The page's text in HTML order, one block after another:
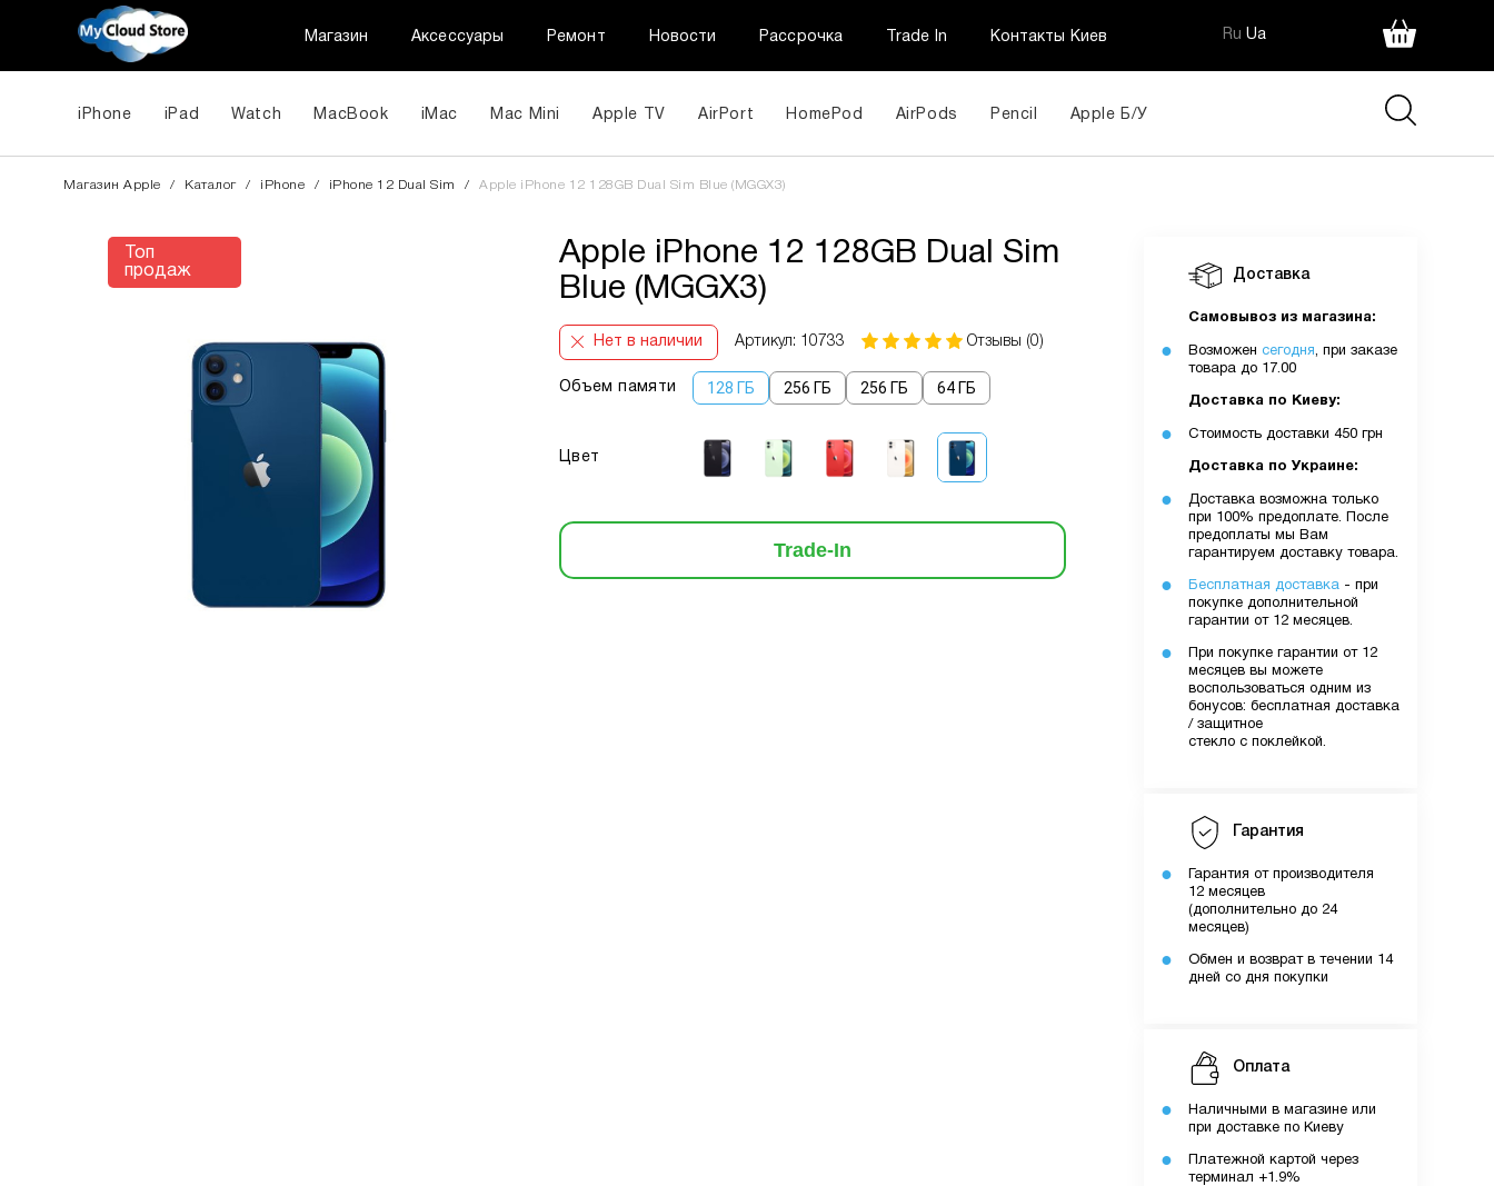
Магазин Аксессуары Ремонт Новости Рассрочка Trade In Контакты Киев Ru Ua
iPhone iPad Watch MacBook iMac Mac Mini Apple TV AirPort HomePod AirPods Pencil Apple Б/У
Магазин Apple / Каталог / iPhone / iPhone 12 Dual Sim / Apple iPhone 12 128GB Dual Sim Blue (MGGX3)
Топ
продаж
Apple iPhone 12 128GB Dual Sim
Blue (MGGX3)
Нет в наличии Артикул: 10733 Отзывы (0)
Объем памяти 128 ГБ 256 ГБ 256 ГБ 64 ГБ
Цвет
Trade-In
Доставка
Самовывоз из магазина:
Возможен сегодня, при заказе
товара до 17.00
Доставка по Киеву:
Стоимость доставки 450 грн
Доставка по Украине:
Доставка возможна только
при 100% предоплате. После
предоплаты мы Вам
гарантируем доставку товара.
Бесплатная доставка - при
покупке дополнительной
гарантии от 12 месяцев.
При покупке гарантии от 12
месяцев вы можете
воспользоваться одним из
бонусов: бесплатная доставка
/ защитное
стекло с поклейкой.
Гарантия
Гарантия от производителя
12 месяцев
(дополнительно до 24
месяцев)
Обмен и возврат в течении 14
дней со дня покупки
Оплата
Наличными в магазине или
при доставке по Киеву
Платежной картой через
терминал +1.9%